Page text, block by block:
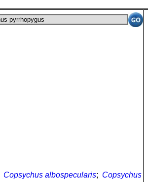
Copsychus albospecularis; Copsychus